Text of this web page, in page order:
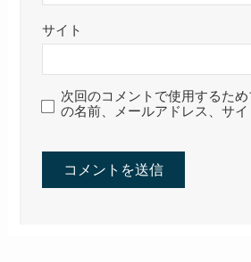
サイト
次回のコメントで使用するた
の名前、メールアドレス、サイ